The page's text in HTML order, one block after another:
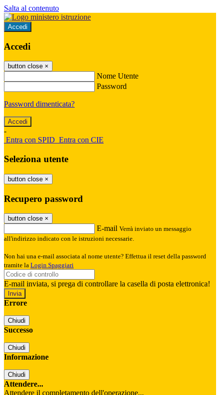
Salta al contenuto
Accedi
Accedi
button close ×
Nome Utente
Password
Password dimenticata?
-
Entra con SPID Entra con CIE
Seleziona utente
button close ×
Recupero password
button close ×
E-mail Verrà inviato un messaggio
all'indirizzo indicato con le istruzioni necessarie.
Non hai una e-mail associata al nome utente? Effettua il reset della password
tramite la Login Spaggiari
E-mail inviata, si prega di controllare la casella di posta elettronica!
Errore
Chiudi
Successo
Chiudi
Informazione
Chiudi
Attendere...
Attendere il completamento dell'operazione...